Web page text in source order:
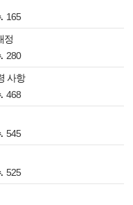
165
정
280
사항
468
545
525